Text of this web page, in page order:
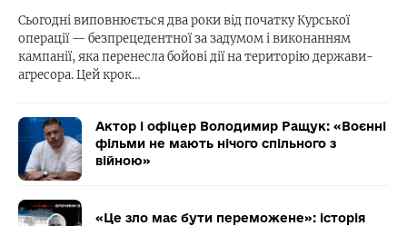
Сьогодні виповнюється два роки від початку Курської
операції — безпрецедентної за задумом і виконанням
кампанії, яка перенесла бойові дії на територію держави-
агресора. Цей крок…
Актор і офіцер Володимир Ращук: «Воєнні
фільми не мають нічого спільного з
війною»
«Це зло має бути переможене»: історія